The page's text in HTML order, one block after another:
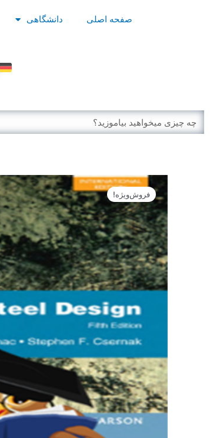
صفحه اصلی دانشگاهی
Search
فروش‌ویژه!